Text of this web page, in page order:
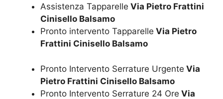
Assistenza Tapparelle Via Pietro Frattini
Cinisello Balsamo
Pronto intervento Tapparelle Via Pietro
Frattini Cinisello Balsamo
Pronto Intervento Serrature Urgente Via
Pietro Frattini Cinisello Balsamo
Pronto Intervento Serrature 24 Ore Via